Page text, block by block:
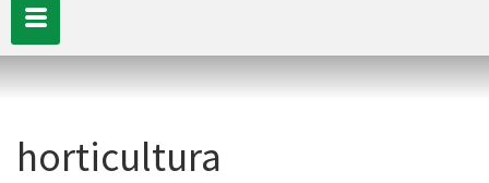
horticultura